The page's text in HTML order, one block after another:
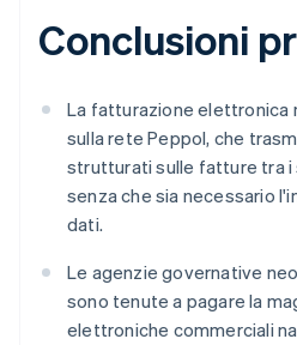
Conclusioni
La fatturazione elettronica
sulla rete Peppol, che
strutturati sulle fatture tra i
senza che sia necessario
dati.
Le agenzie governative
sono tenute a pagare la
elettroniche commerciali